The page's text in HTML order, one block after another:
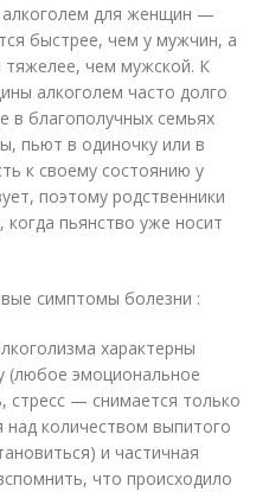
алкоголем для женщин —
быстрее, чем у мужчин, а
тяжелее, чем мужской. К
алкоголем часто долго
в благополучных семьях
пьют в одиночку или в
к своему состоянию у
поэтому родственники
пьянство уже носит
симптомы болезни :
характерны
(любое эмоциональное
стресс — снимается только
над количеством выпитого
и частичная
что происходило